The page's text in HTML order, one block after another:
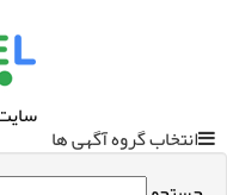
انتخاب گروه آگهی ها